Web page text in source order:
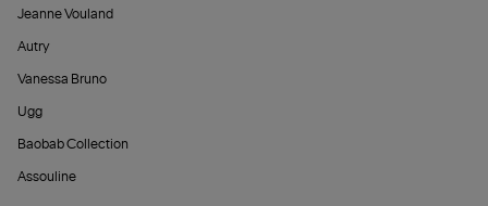
Jeanne Vouland
Autry
Vanessa Bruno
Ugg
Baobab Collection
Assouline